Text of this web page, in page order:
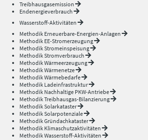
Treibhausgasemission
Endenergieverbrauch
Wasserstoff-Aktivitäten
Methodik Erneuerbare-Energien-Anlagen
Methodik EE-Stromerzeugung
Methodik Stromeinspeisung
Methodik Stromverbrauch
Methodik Wärmeerzeugung
Methodik Wärmenetze
Methodik Wärmebedarfe
Methodik Ladeinfrastruktur
Methodik Nachhaltige PKW-Antriebe
Methodik Treibhausgas-Bilanzierung
Methodik Solarkataster
Methodik Solarpotenziale
Methodik Gründachkataster
Methodik Klimaschutzaktivitäten
Methodik Wasserstoff-Aktivitäten